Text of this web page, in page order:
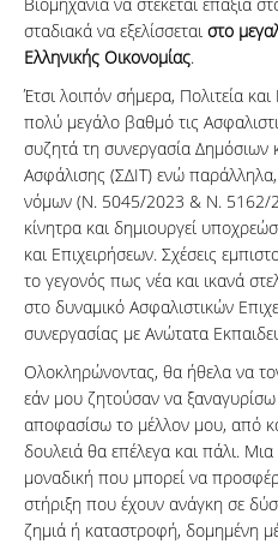
σταδιακά να εξελίσσεται στο
Ελληνικής Οικονομίας.
Έτσι λοιπόν σήμερα, Πολιτεία
πολύ μεγάλο βαθμό τις
συζητά τη συνεργασία Δημόσιων
Ασφάλισης (ΣΔΙΤ) ενώ
νόμων (Ν. 5045/2023 & Ν. 5162/
κίνητρα και δημιουργεί
και Επιχειρήσεων. Σχέσεις
το γεγονός πως νέα και ικανά
στο δυναμικό Ασφαλιστικών
συνεργασίας με Ανώτατα
Ολοκληρώνοντας, θα ήθελα να
εάν μου ζητούσαν να
αποφασίσω το μέλλον μου, από
δουλειά θα επέλεγα και πάλι.
μοναδική που μπορεί να
στήριξη που έχουν ανάγκη σε
ζημιά ή καταστροφή, δομημένη